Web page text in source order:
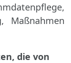
Maßnahmen
die von